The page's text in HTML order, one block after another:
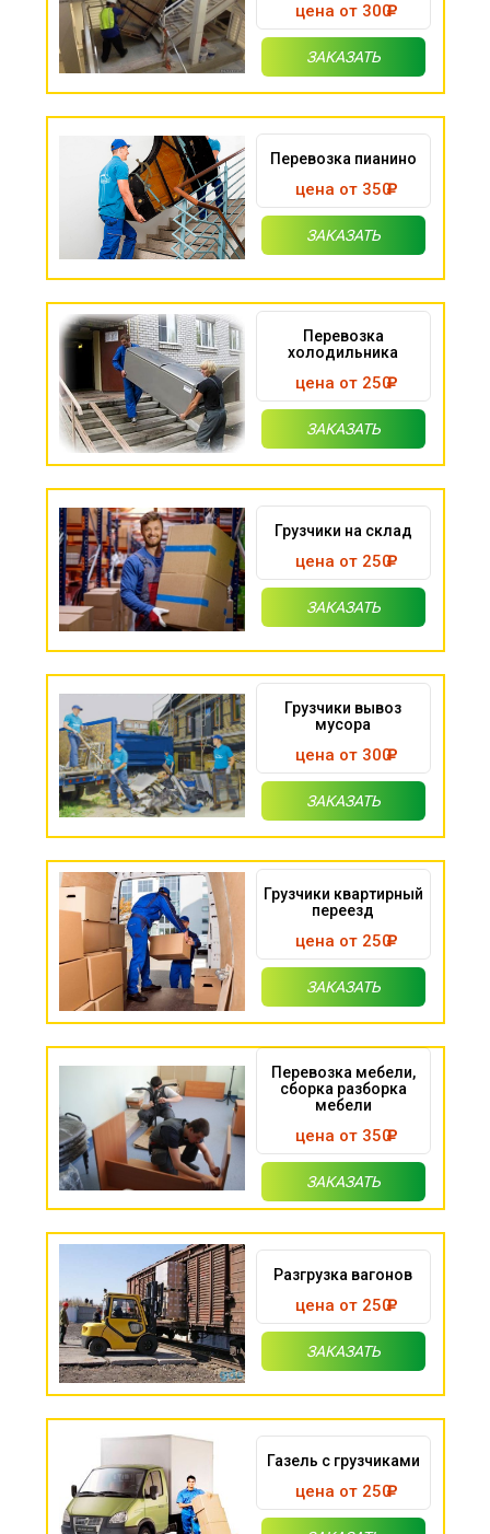
цена от 300
ЗАКАЗАТЬ
Перевозка пианино
цена от 350
ЗАКАЗАТЬ
Перевозка
холодильника
цена от 250
ЗАКАЗАТЬ
Грузчики на склад
цена от 250
ЗАКАЗАТЬ
Грузчики вывоз
мусора
цена от 300
ЗАКАЗАТЬ
Грузчики квартирный
переезд
цена от 250
ЗАКАЗАТЬ
Перевозка мебели,
сборка разборка
мебели
цена от 350
ЗАКАЗАТЬ
Разгрузка вагонов
цена от 250
ЗАКАЗАТЬ
Газель с грузчиками
цена от 250